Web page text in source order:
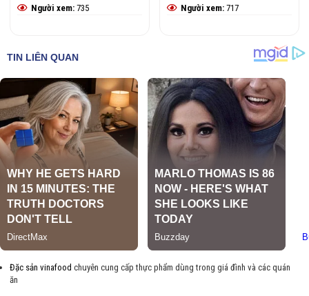
Người xem: 735
Người xem: 717
Đặc sản vinafood chuyên cung cấp thực phẩm dùng trong giá đình và các quán
ăn